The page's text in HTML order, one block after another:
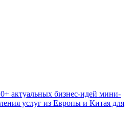
актуальных бизнес-идей мини-
услуг из Европы и Китая для